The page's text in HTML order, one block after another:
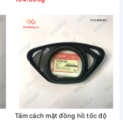
Tấm cách mặt đồng hồ tốc độ